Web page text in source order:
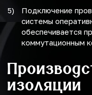
Подключение
системы
обеспечивается
коммутационным
изоляции